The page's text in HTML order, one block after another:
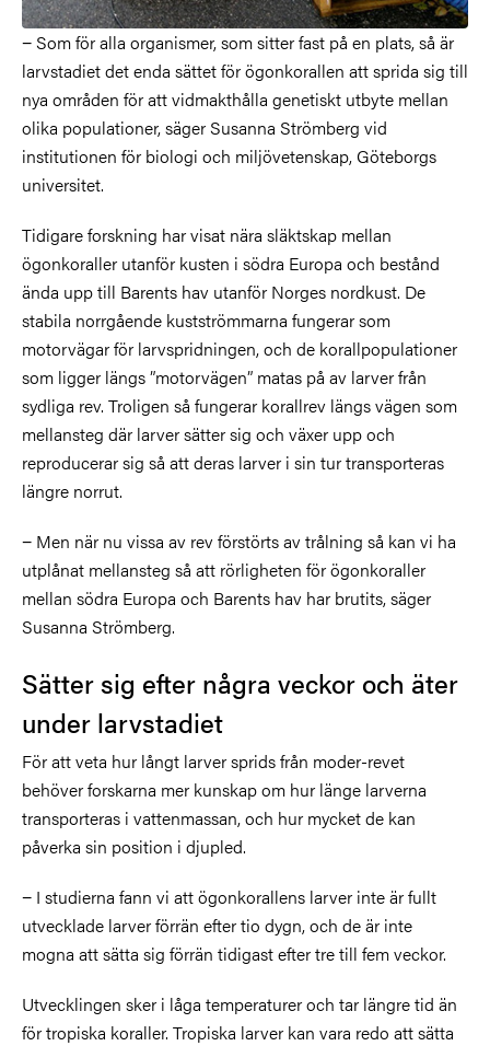
− Som för alla organismer, som sitter fast på en plats, så är
larvstadiet det enda sättet för ögonkorallen att sprida sig till
nya områden för att vidmakthålla genetiskt utbyte mellan
olika populationer, säger Susanna Strömberg vid
institutionen för biologi och miljövetenskap, Göteborgs
universitet.
Tidigare forskning har visat nära släktskap mellan
ögonkoraller utanför kusten i södra Europa och bestånd
ända upp till Barents hav utanför Norges nordkust. De
stabila norrgående kustströmmarna fungerar som
motorvägar för larvspridningen, och de korallpopulationer
som ligger längs ”motorvägen” matas på av larver från
sydliga rev. Troligen så fungerar korallrev längs vägen som
mellansteg där larver sätter sig och växer upp och
reproducerar sig så att deras larver i sin tur transporteras
längre norrut.
− Men när nu vissa av rev förstörts av trålning så kan vi ha
utplånat mellansteg så att rörligheten för ögonkoraller
mellan södra Europa och Barents hav har brutits, säger
Susanna Strömberg.
Sätter sig efter några veckor och äter
under larvstadiet
För att veta hur långt larver sprids från moder-revet
behöver forskarna mer kunskap om hur länge larverna
transporteras i vattenmassan, och hur mycket de kan
påverka sin position i djupled.
− I studierna fann vi att ögonkorallens larver inte är fullt
utvecklade larver förrän efter tio dygn, och de är inte
mogna att sätta sig förrän tidigast efter tre till fem veckor.
Utvecklingen sker i låga temperaturer och tar längre tid än
för tropiska koraller. Tropiska larver kan vara redo att sätta